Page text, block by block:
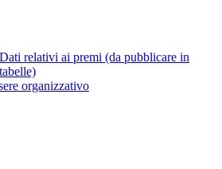
Dati relativi ai premi (da pubblicare in
tabelle)
organizzativo